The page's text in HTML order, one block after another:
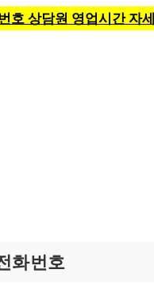
상담원 영업시간 자
화번호